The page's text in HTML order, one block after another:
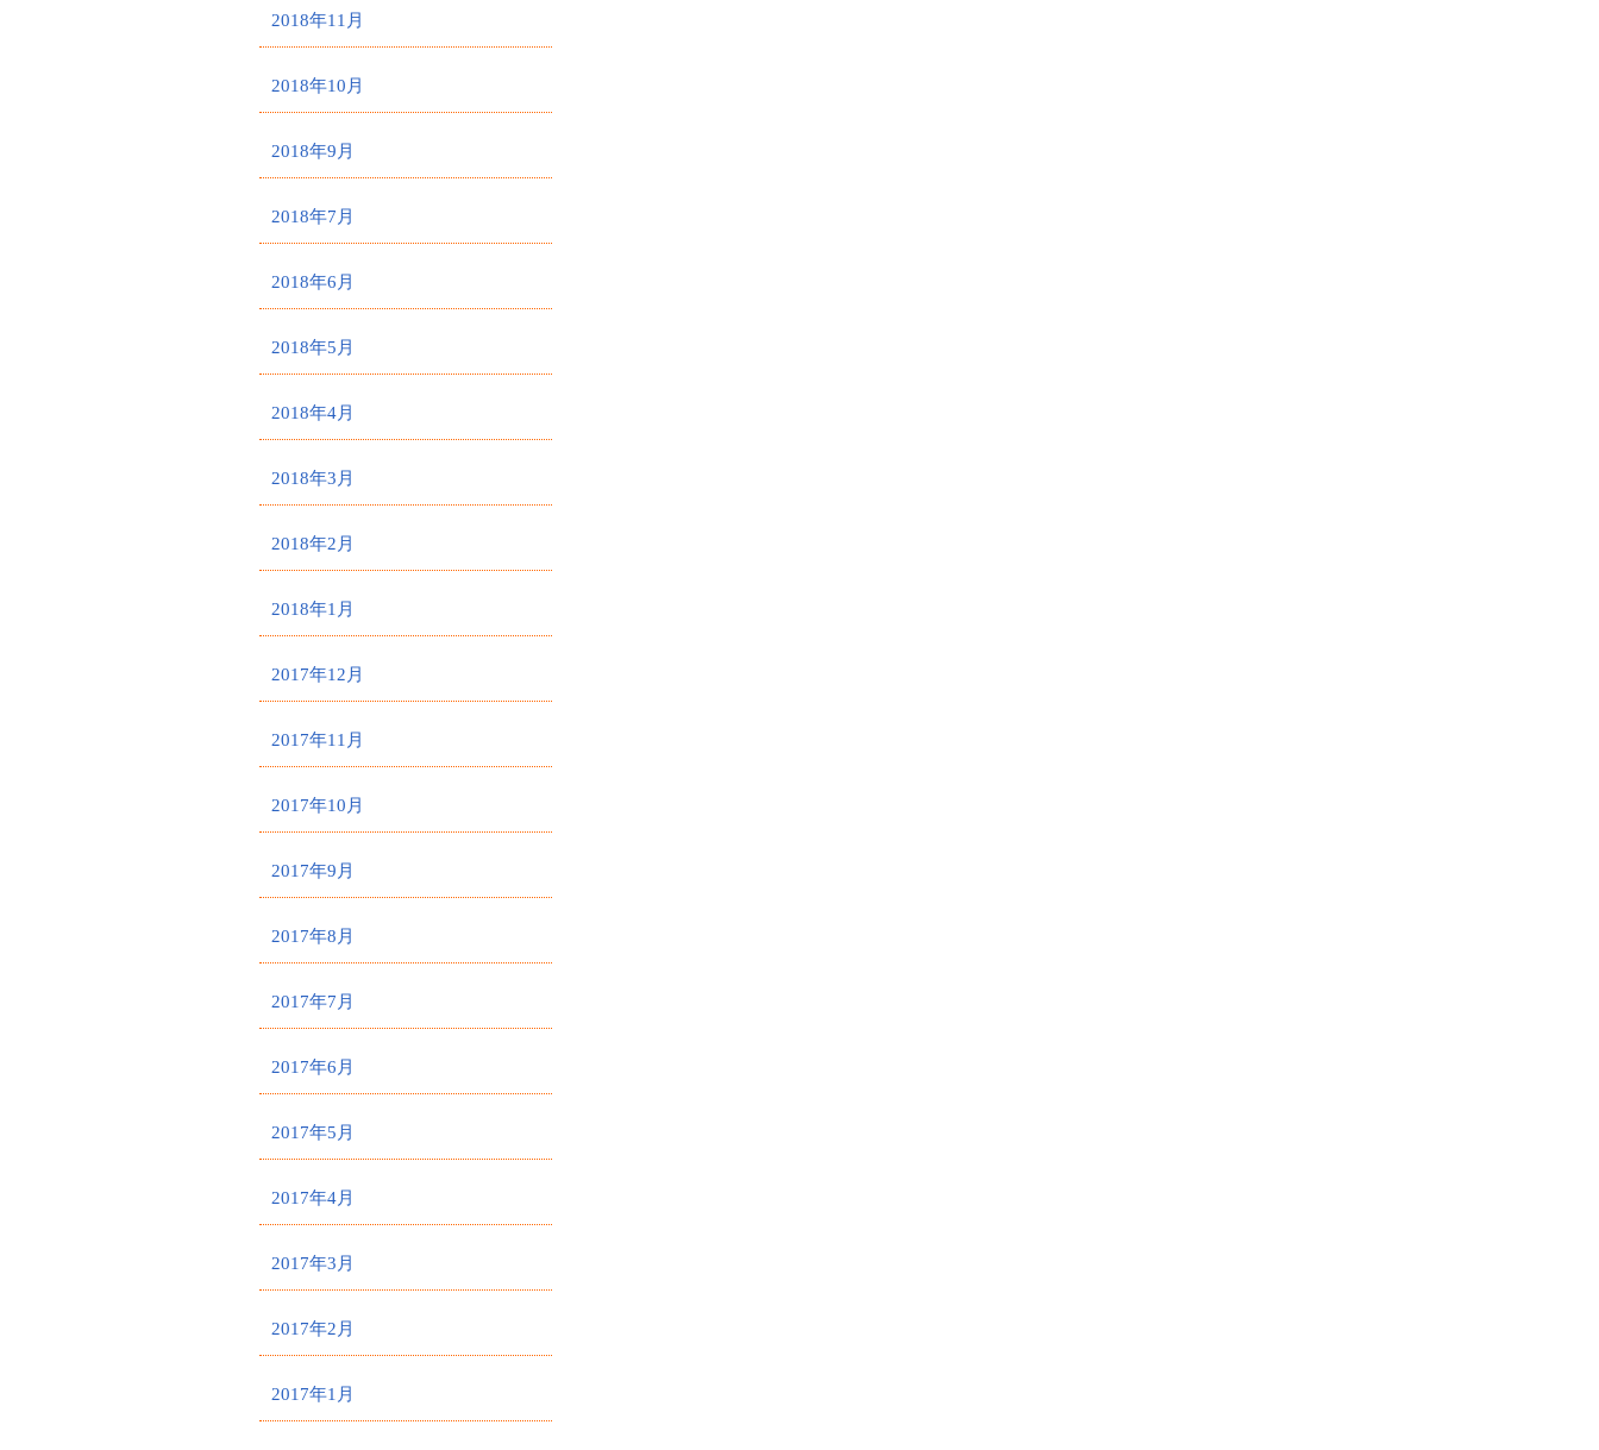
2018年11月
2018年10月
2018年9月
2018年7月
2018年6月
2018年5月
2018年4月
2018年3月
2018年2月
2018年1月
2017年12月
2017年11月
2017年10月
2017年9月
2017年8月
2017年7月
2017年6月
2017年5月
2017年4月
2017年3月
2017年2月
2017年1月